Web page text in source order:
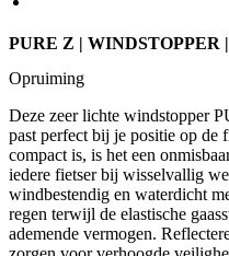
past perfect bij je positie op de
iedere fietser bij wisselvallig
regen terwijl de elastische
ademende vermogen.
zorgen voor verhoogde
MAAT
2 3 4 5 6 7 8
Maattabel